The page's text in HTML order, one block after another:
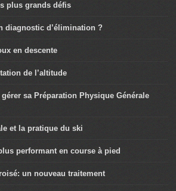
plus grands défis
diagnostic d’élimination ?
en descente
de l’altitude
sa Préparation Physique Générale
et la pratique du ski
performant en course à pied
un nouveau traitement